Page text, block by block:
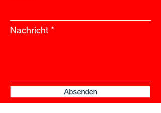
Nachricht
Absenden